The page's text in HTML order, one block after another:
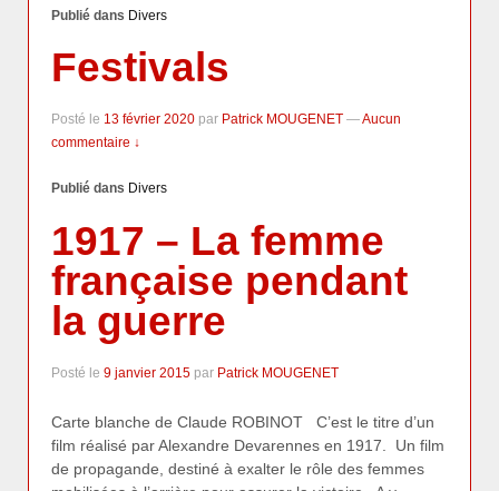
Publié dans Divers
Festivals
Posté le 13 février 2020 par Patrick MOUGENET —Aucun
commentaire ↓
Publié dans Divers
1917 – La femme
française pendant
la guerre
Posté le 9 janvier 2015 par Patrick MOUGENET
Carte blanche de Claude ROBINOT C’est le titre d’un
film réalisé par Alexandre Devarennes en 1917. Un film
de propagande, destiné à exalter le rôle des femmes